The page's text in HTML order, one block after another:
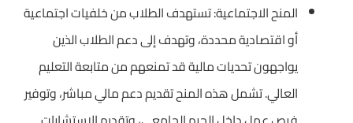
المنح الاجتماعية: تستهدف الطلاب من خلفيات اجتماعية
أو اقتصادية محددة، وتهدف إلى دعم الطلاب الذين
يواجهون تحديات مالية قد تمنعهم من متابعة التعليم
العالي. تشمل هذه المنح تقديم دعم مالي مباشر، وتوفير